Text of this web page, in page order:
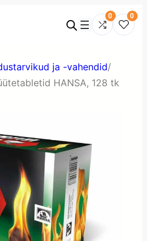
0 0
ja -vahendid/
HANSA, 128 tk